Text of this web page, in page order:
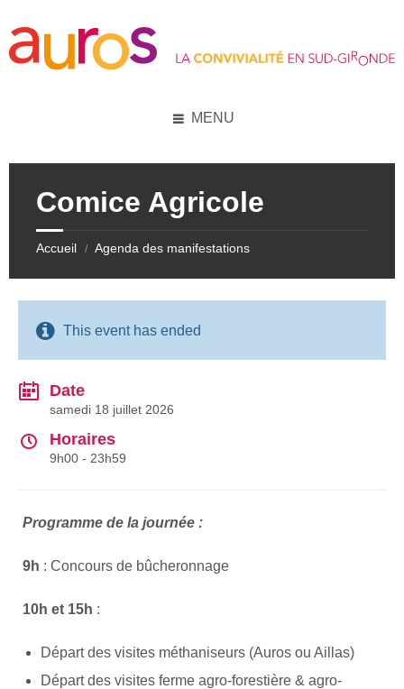
content
left
sidebar
right
sidebar
footer
MENU
Comice Agricole
Accueil / Agenda des manifestations
This event has ended
Date
samedi 18 juillet 2026
Horaires
9h00 - 23h59
Programme de la journée :
9h : Concours de bûcheronnage
10h et 15h :
Départ des visites méthaniseurs (Auros ou Aillas)
Départ des visites ferme agro-forestière & agro-